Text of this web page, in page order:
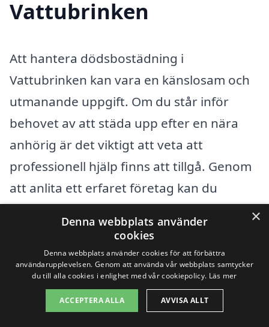
Vattubrinken
Att hantera dödsbostädning i
Vattubrinken kan vara en känslosam och
utmanande uppgift. Om du står inför
behovet av att städa upp efter en nära
anhörig är det viktigt att veta att
professionell hjälp finns att tillgå. Genom
att anlita ett erfaret företag kan du
underlätta processen och säkerställa att
allt görs på ett respektfullt och effektivt
sätt. Du kan enkelt hitta en lämplig tjänst
genom plattformar som xn--
ddsbostdning-pris-wqb94a.se, där du kan
begära offerter från flera olika företag
×
Denna webbplats använder
cookies
Denna webbplats använder cookies för att förbättra
användarupplevelsen. Genom att använda vår webbplats samtycker
du till alla cookies i enlighet med vår cookiepolicy. Läs mer
ACCEPTERA ALLA AVVISA ALLT